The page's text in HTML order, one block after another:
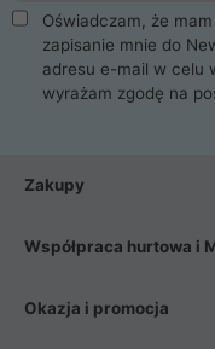
takie jak procesory,
dyski SSD, M.2 oraz
najlepszy zasilacz
Poza komputerami
Smartfony takich
wentylatory. Na koniec
Oświadczam, że
zapisanie mnie do
adresu e-mail w celu
wyrażam zgodę na
Zakupy
Współpraca hurtowa i
Okazja i promocja